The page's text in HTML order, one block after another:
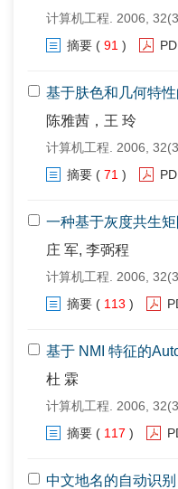
计算机工程. 2006,
摘要 ( 91 )
基于肤色和几何特
陈雅茜，王 玲
计算机工程. 2006,
摘要 ( 71 )
一种基于灰度共生
庄 军, 李弼程
计算机工程. 2006,
摘要 ( 113 )
基于 NMI 特征的
杜 霖
计算机工程. 2006,
摘要 ( 117 )
中文地名的自动识别